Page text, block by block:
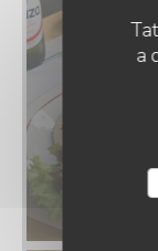
a